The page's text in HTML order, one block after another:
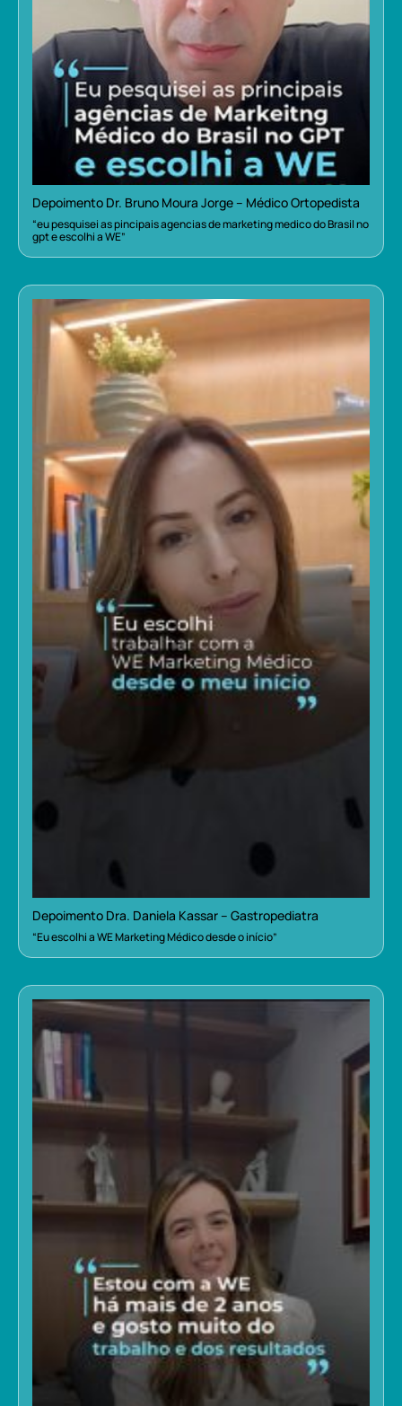
Depoimento Dr. Bruno Moura Jorge – Médico Ortopedista
“eu pesquisei as pincipais agencias de marketing medico do Brasil no
gpt e escolhi a WE”
Depoimento Dra. Daniela Kassar – Gastropediatra
“Eu escolhi a WE Marketing Médico desde o início”